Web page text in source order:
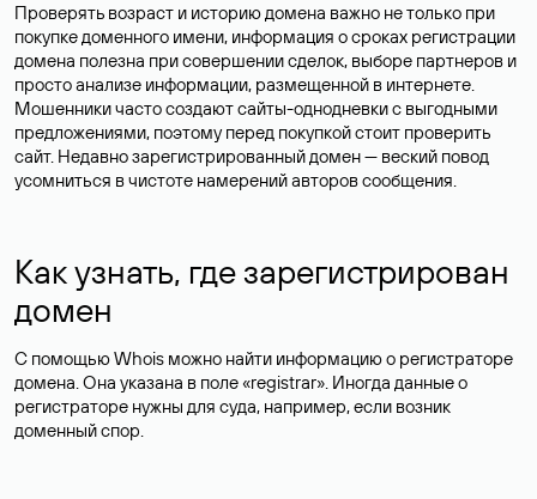
Проверять возраст и историю домена важно не только при
покупке доменного имени, информация о сроках регистрации
домена полезна при совершении сделок, выборе партнеров и
просто анализе информации, размещенной в интернете.
Мошенники часто создают сайты-однодневки с выгодными
предложениями, поэтому перед покупкой стоит проверить
сайт. Недавно зарегистрированный домен — веский повод
усомниться в чистоте намерений авторов сообщения.
Как узнать, где зарегистрирован
домен
С помощью Whois можно найти информацию о регистраторе
домена. Она указана в поле «registrar». Иногда данные о
регистраторе нужны для суда, например, если возник
доменный спор.